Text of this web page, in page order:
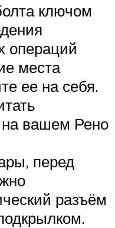
ключом
операций
места
ее на себя.
вашем Рено
перед
разъём